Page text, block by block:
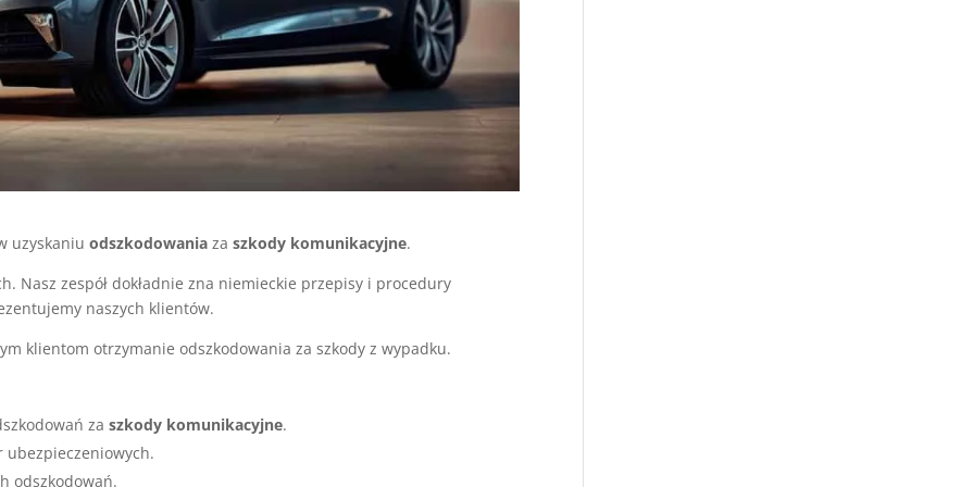
uzyskaniuodszkodowania zaszkody komunikacyjne.
Nasz zespół dokładnie zna niemieckie przepisy i procedury
naszych klientów.
klientom otrzymanie odszkodowania za szkody z wypadku.
zaszkody komunikacyjne.
odszkodowań.